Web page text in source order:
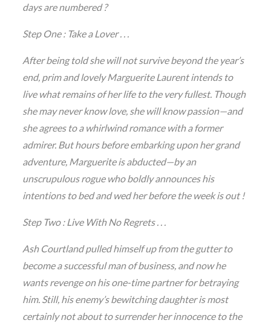
days are numbered ?
Step One : Take a Lover . . .
After being told she will not survive beyond the year’s
end, prim and lovely Marguerite Laurent intends to
live what remains of her life to the very fullest. Though
she may never know love, she will know passion—and
she agrees to a whirlwind romance with a former
admirer. But hours before embarking upon her grand
adventure, Marguerite is abducted—by an
unscrupulous rogue who boldly announces his
intentions to bed and wed her before the week is out !
Step Two : Live With No Regrets . . .
Ash Courtland pulled himself up from the gutter to
become a successful man of business, and now he
wants revenge on his one-time partner for betraying
him. Still, his enemy’s bewitching daughter is most
certainly not about to surrender her innocence to the